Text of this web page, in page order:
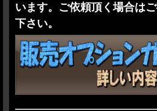
います。ご依頼頂く場合は
下さい。